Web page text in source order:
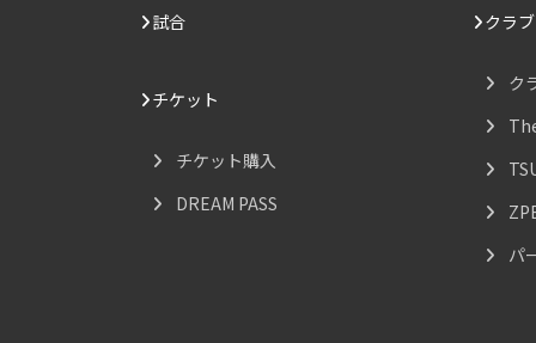
試合
チケット
チケット購入
DREAM PASS
クラブ
ク
パ